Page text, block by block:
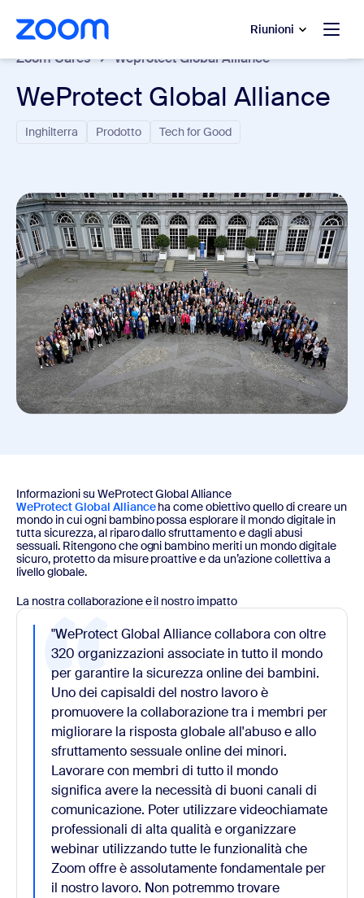
principale
di assistenza Riunioni
Zoom Cares Weprotect Global Alliance
WeProtect Global Alliance
Inghilterra Prodotto Tech for Good
Informazioni su WeProtect Global Alliance
WeProtect Global Allianceha come obiettivo quello di creare un
mondo in cui ogni bambino possa esplorare il mondo digitale in
tutta sicurezza, al riparo dallo sfruttamento e dagli abusi
sessuali. Ritengono che ogni bambino meriti un mondo digitale
sicuro, protetto da misure proattive e da un’azione collettiva a
livello globale.
La nostra collaborazione e il nostro impatto
"WeProtect Global Alliance collabora con oltre
320 organizzazioni associate in tutto il mondo
per garantire la sicurezza online dei bambini.
Uno dei capisaldi del nostro lavoro è
promuovere la collaborazione tra i membri per
migliorare la risposta globale all'abuso e allo
sfruttamento sessuale online dei minori.
Lavorare con membri di tutto il mondo
significa avere la necessità di buoni canali di
comunicazione. Poter utilizzare videochiamate
professionali di alta qualità e organizzare
webinar utilizzando tutte le funzionalità che
Zoom offre è assolutamente fondamentale per
il nostro lavoro. Non potremmo trovare